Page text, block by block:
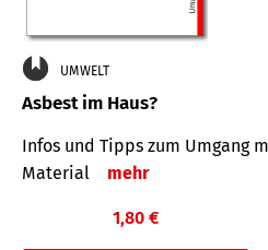
UMWELT
Asbest im Haus?
Infos und Tipps zum Um­gang
Mate­rial
mehr
1,80 €